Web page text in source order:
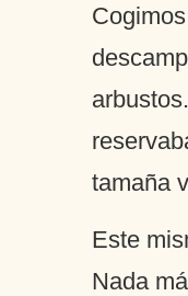
tamaña
Este
Nada